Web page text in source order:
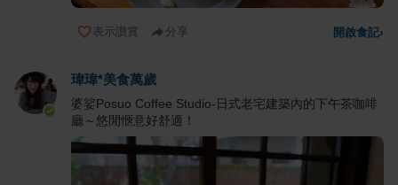
表示讚賞 分享 開啟食記›
瑋瑋*美食萬歲
婆娑Posuo Coffee Studio-日式老宅建築內的下午茶咖啡
廳～悠閒愜意好舒適！